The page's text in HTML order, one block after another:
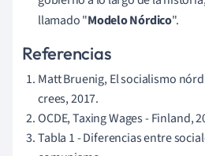
llamado "Modelo Nórdico".
Referencias
Matt Bruenig, El socialismo
crees, 2017.
OCDE, Taxing Wages - Finland,
Tabla 1 - Diferencias entre